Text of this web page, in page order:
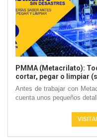
PMMA (Metacrilato):
cortar, pegar o limpiar
Antes de trabajar con
cuenta unos pequeños